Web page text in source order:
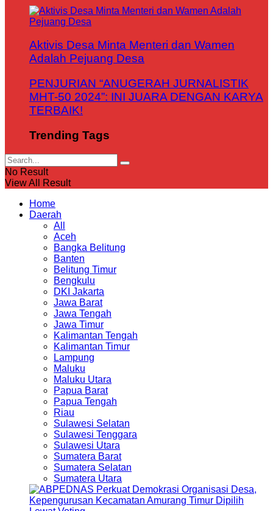
Aktivis Desa Minta Menteri dan Wamen
Adalah Pejuang Desa
PENJURIAN “ANUGERAH JURNALISTIK
MHT-50 2024”: INI JUARA DENGAN KARYA
TERBAIK!
Trending Tags
No Result
View All Result
Home
Daerah
All
Aceh
Bangka Belitung
Banten
Belitung Timur
Bengkulu
DKI Jakarta
Jawa Barat
Jawa Tengah
Jawa Timur
Kalimantan Tengah
Kalimantan Timur
Lampung
Maluku
Maluku Utara
Papua Barat
Papua Tengah
Riau
Sulawesi Selatan
Sulawesi Tenggara
Sulawesi Utara
Sumatera Barat
Sumatera Selatan
Sumatera Utara